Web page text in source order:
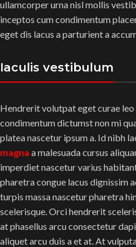
ullamcorper urna nisl mollis
inceptos cum condimentum
eget dis lacus a parturient a
Iaculis vestibulum
Hendrerit volutpat eget curae
condimentum dictumst non mi
platea nascetur ipsum a. Id nibh
magna a malesuada cursus
imperdiet nascetur varius
pharetra congue lacus dignissim
turpis massa nascetur pharetra
scelerisque. Orci hendrerit
at phasellus arcu consectetur
aliquet arcu duis a et at. At